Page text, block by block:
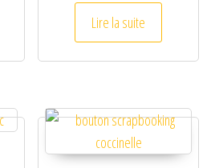
Lire la suite